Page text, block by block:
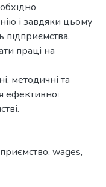
і завдяки цьому
підприємства.
праці на
методичні та
ефективної
, wages,